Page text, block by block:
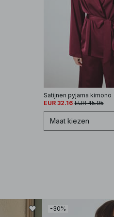
Satijnen pyjama kimono
EUR 32.16 EUR 45.95
XS
Maat kiezen
-30%